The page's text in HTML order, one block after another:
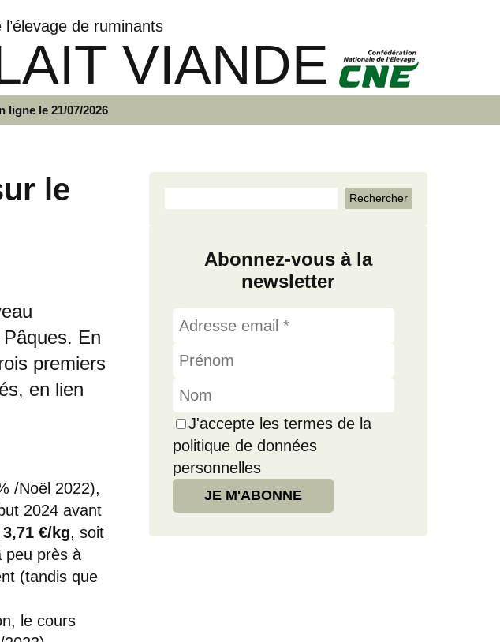
de ruminants
VIANDE
ligne le 21/07/2026
le
En
premiers
en lien
/Noël 2022),
2024 avant
€/kg, soit
peu près à
(tandis que
le cours
Abonnez-vous à la
newsletter
J'accepte les termes de la
politique de données
personnelles